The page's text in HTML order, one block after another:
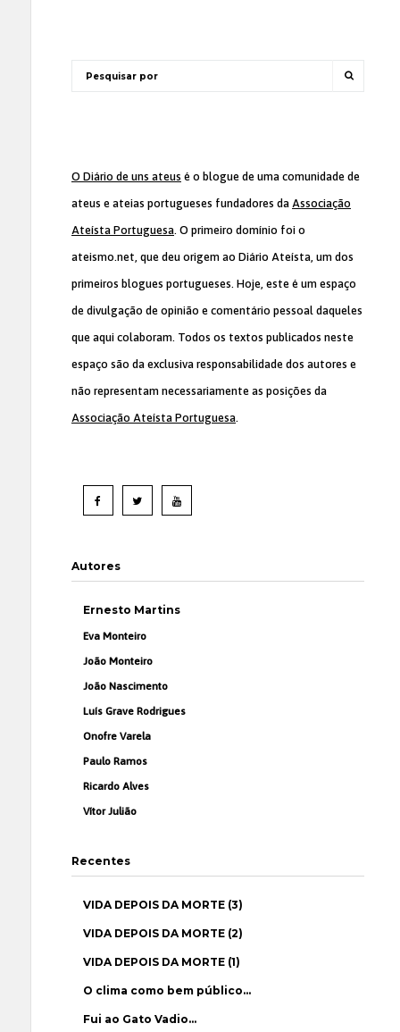
O Diário de uns ateus é o blogue de uma comunidade de
ateus e ateias portugueses fundadores da Associação
Ateísta Portuguesa. O primeiro domínio foi o
ateismo.net, que deu origem ao Diário Ateísta, um dos
primeiros blogues portugueses. Hoje, este é um espaço
de divulgação de opinião e comentário pessoal daqueles
que aqui colaboram. Todos os textos publicados neste
espaço são da exclusiva responsabilidade dos autores e
não representam necessariamente as posições da
Associação Ateísta Portuguesa.
Autores
Ernesto Martins
Eva Monteiro
João Monteiro
João Nascimento
Luís Grave Rodrigues
Onofre Varela
Paulo Ramos
Ricardo Alves
Vítor Julião
Recentes
VIDA DEPOIS DA MORTE (3)
VIDA DEPOIS DA MORTE (2)
VIDA DEPOIS DA MORTE (1)
O clima como bem público…
Fui ao Gato Vadio…